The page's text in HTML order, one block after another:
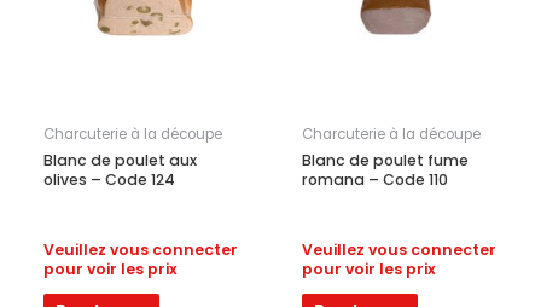
Charcuterie à la découpe
Blanc de poulet aux
olives – Code 124
Veuillez vous connecter
pour voir les prix
Charcuterie à la découpe
Blanc de poulet fume
romana – Code 110
Veuillez vous connecter
pour voir les prix